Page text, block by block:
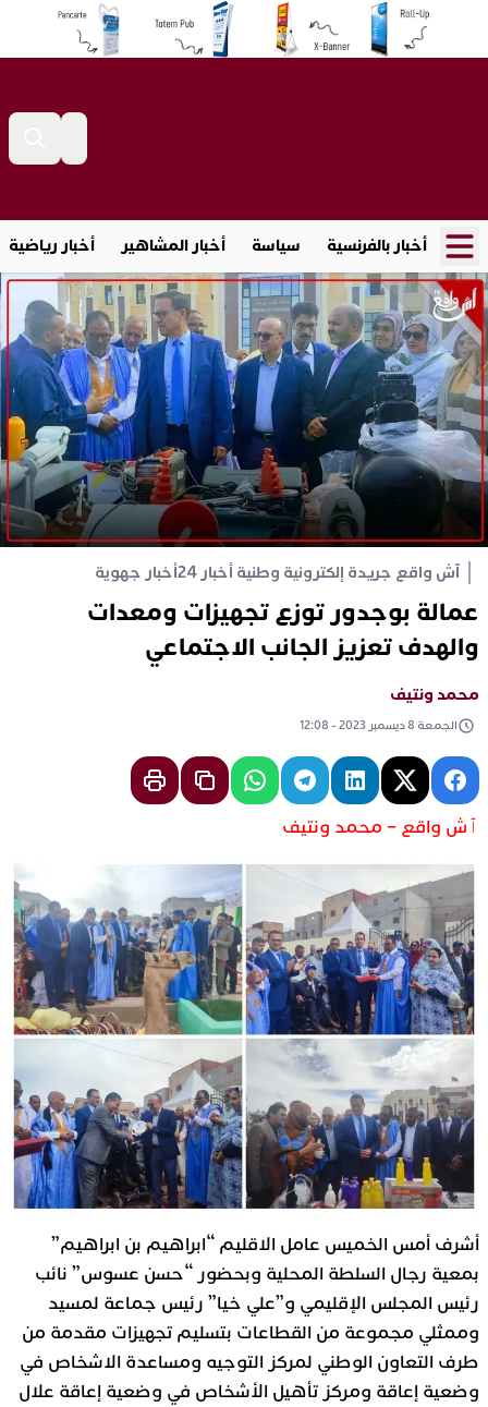
أخبار بالفرنسية سياسة أخبار المشاهير أخبار رياضية
آش واقع جريدة إلكترونية وطنية أخبار 24 أخبار جهوية
عمالة بوجدور توزع تجهيزات ومعدات
والهدف تعزيز الجانب الاجتماعي
محمد ونتيف
الجمعة 8 ديسمبر 2023 - 12:08
ٱش واقع – محمد ونتيف
أشرف أمس الخميس عامل الاقليم “ابراهيم بن ابراهيم”
بمعية رجال السلطة المحلية وبحضور “حسن عسوس” نائب
رئيس المجلس الإقليمي و”علي خيا” رئيس جماعة لمسيد
وممثلي مجموعة من القطاعات بتسليم تجهيزات مقدمة من
طرف التعاون الوطني لمركز التوجيه ومساعدة الاشخاص في
وضعية إعاقة ومركز تأهيل الأشخاص في وضعية إعاقة علال